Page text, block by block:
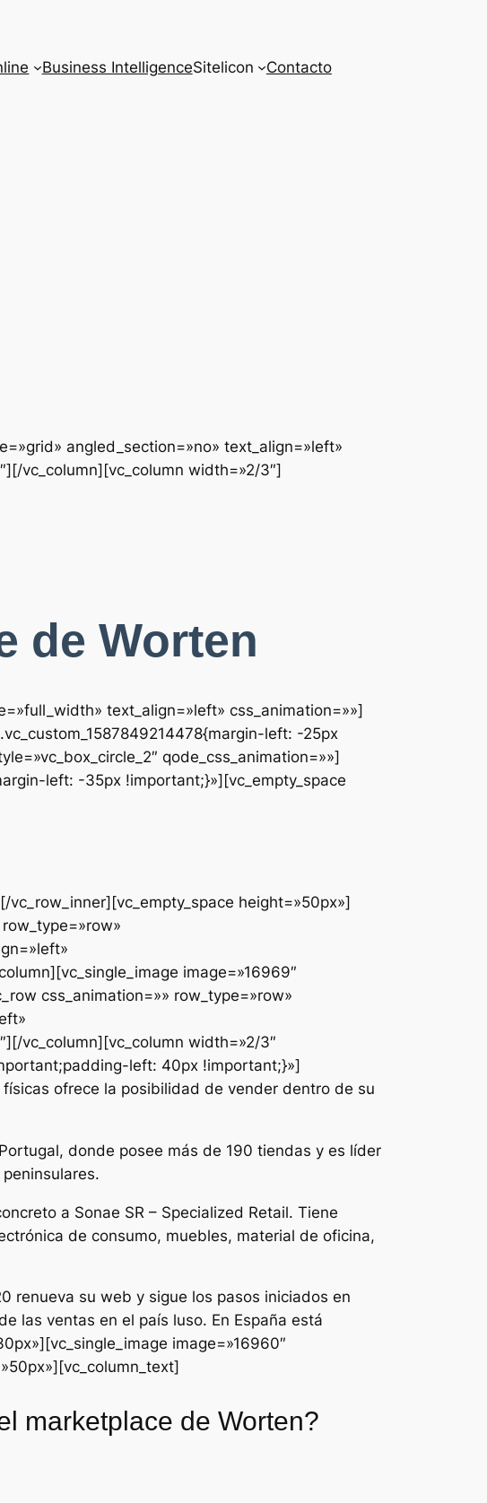
Business IntelligenceSitelicon Contacto
angled_section=»no» text_align=»left»
vc_column][vc_column width=»2/3″]
de Worten
text_align=»left» css_animation=»»]
left: -25px
qode_css_animation=»»]
left: -35px !important;}»][vc_empty_space
height=»50px»]
image=»16969″
css_animation=»» row_type=»row»
vc_column][vc_column width=»2/3″
left: 40px !important;}»]
ofrece la posibilidad de vender dentro de su
donde posee más de 190 tiendas y es líder
a Sonae SR – Specialized Retail. Tiene
de consumo, muebles, material de oficina,
renueva su web y sigue los pasos iniciados en
las ventas en el país luso. En España está
image=»16960″
marketplace de Worten?